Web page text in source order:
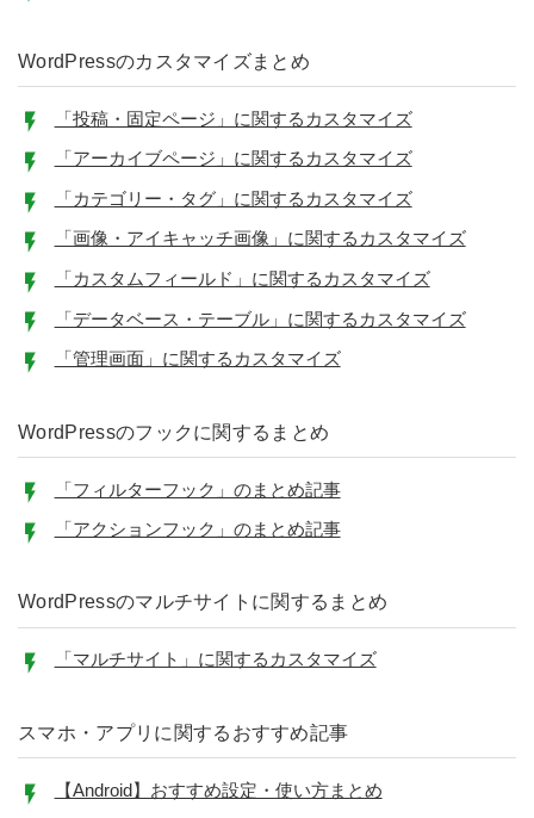
WordPressのカスタマイズまとめ
「投稿・固定ページ」に関するカスタマイズ
「アーカイブページ」に関するカスタマイズ
「カテゴリー・タグ」に関するカスタマイズ
「画像・アイキャッチ画像」に関するカスタマイズ
「カスタムフィールド」に関するカスタマイズ
「データベース・テーブル」に関するカスタマイズ
「管理画面」に関するカスタマイズ
WordPressのフックに関するまとめ
「フィルターフック」のまとめ記事
「アクションフック」のまとめ記事
WordPressのマルチサイトに関するまとめ
「マルチサイト」に関するカスタマイズ
スマホ・アプリに関するおすすめ記事
【Android】おすすめ設定・使い方まとめ